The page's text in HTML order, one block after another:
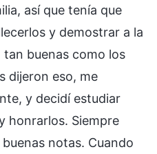
así que tenía que
y demostrar a la
tan buenas como los
dijeron eso, me
y decidí estudiar
honrarlos. Siempre
notas. Cuando